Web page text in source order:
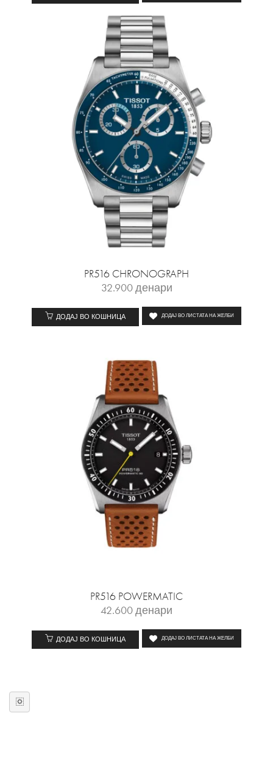
PR516 CHRONOGRAPH
32.900денари
ДОДАЈ ВО КОШНИЦА ДОДАЈ ВО ЛИСТАТА НА ЖЕЛБИ
PR516 POWERMATIC
42.600денари
ДОДАЈ ВО КОШНИЦА ДОДАЈ ВО ЛИСТАТА НА ЖЕЛБИ